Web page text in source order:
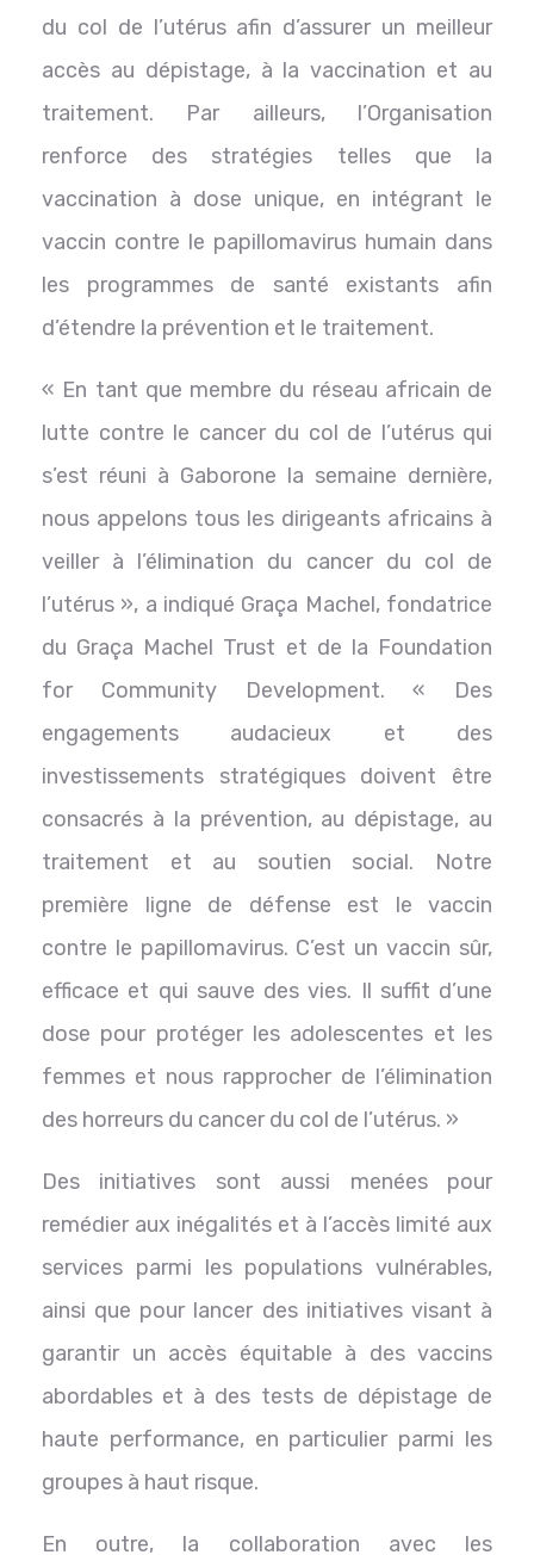
du col de l’utérus afin d’assurer un meilleur
accès au dépistage, à la vaccination et au
traitement. Par ailleurs, l’Organisation
renforce des stratégies telles que la
vaccination à dose unique, en intégrant le
vaccin contre le papillomavirus humain dans
les programmes de santé existants afin
d’étendre la prévention et le traitement.
« En tant que membre du réseau africain de
lutte contre le cancer du col de l’utérus qui
s’est réuni à Gaborone la semaine dernière,
nous appelons tous les dirigeants africains à
veiller à l’élimination du cancer du col de
l’utérus », a indiqué Graça Machel, fondatrice
du Graça Machel Trust et de la Foundation
for Community Development. « Des
engagements audacieux et des
investissements stratégiques doivent être
consacrés à la prévention, au dépistage, au
traitement et au soutien social. Notre
première ligne de défense est le vaccin
contre le papillomavirus. C’est un vaccin sûr,
efficace et qui sauve des vies. Il suffit d’une
dose pour protéger les adolescentes et les
femmes et nous rapprocher de l’élimination
des horreurs du cancer du col de l’utérus. »
Des initiatives sont aussi menées pour
remédier aux inégalités et à l’accès limité aux
services parmi les populations vulnérables,
ainsi que pour lancer des initiatives visant à
garantir un accès équitable à des vaccins
abordables et à des tests de dépistage de
haute performance, en particulier parmi les
groupes à haut risque.
En outre, la collaboration avec les